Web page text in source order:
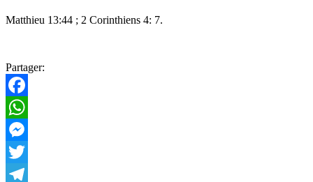
Matthieu 13:44 ; 2 Corinthiens 4: 7.
Partager:
Facebook
WhatsApp
Messenger
Twitter